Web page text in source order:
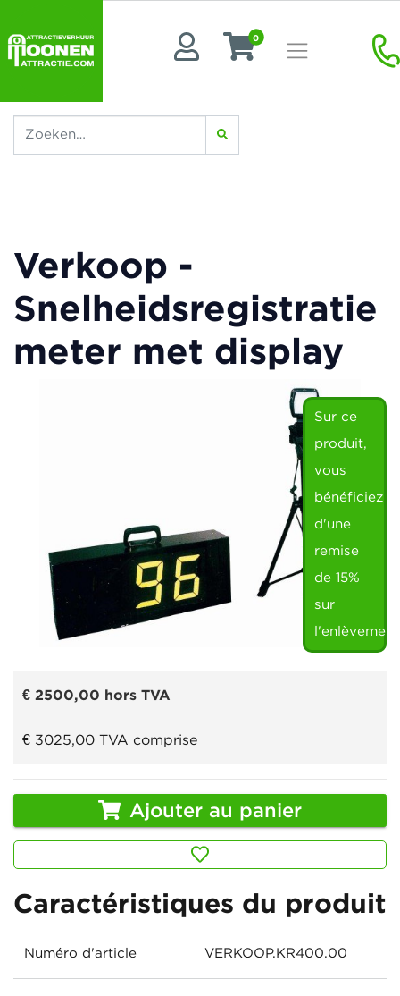
0
Verkoop -
Snelheidsregistratie
meter met display
Sur ce
produit,
vous
bénéficiez
d'une
remise
de 15%
sur
€ 2500,00 hors TVA
€ 3025,00 TVA comprise
Ajouter au panier
Caractéristiques du produit
Numéro d'article VERKOOP.KR400.00